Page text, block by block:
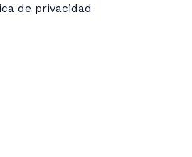
de privacidad